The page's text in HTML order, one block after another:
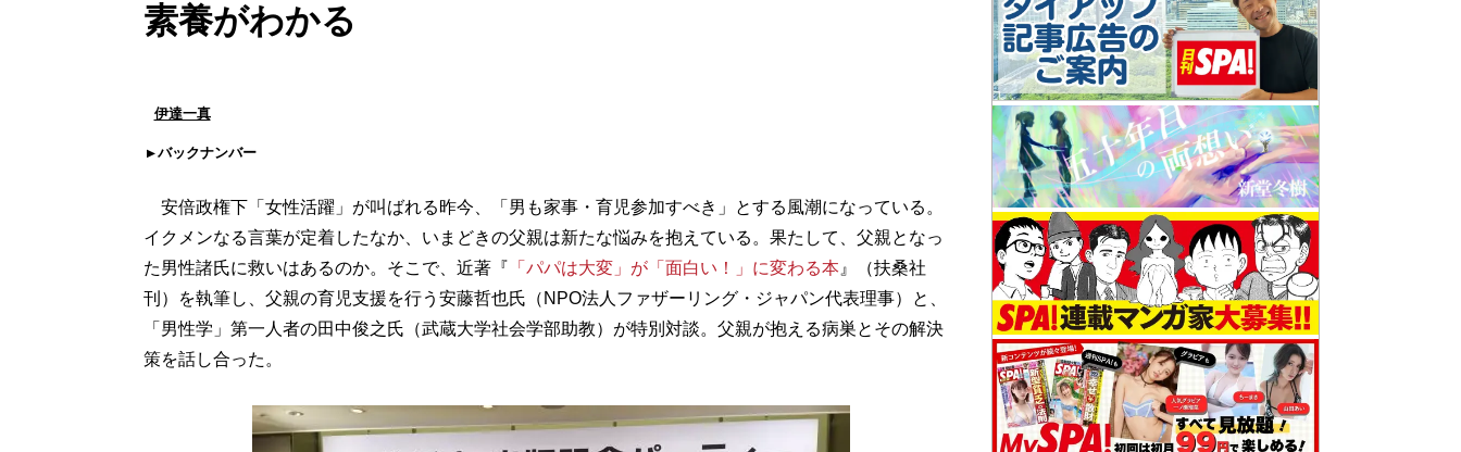
素養がわかる
伊達一真
バックナンバー
安倍政権下「女性活躍」が叫ばれる昨今、「男も家事・育児参加すべき」とする風潮になっている。
イクメンなる言葉が定着したなか、いまどきの父親は新たな悩みを抱えている。果たして、父親となっ
た男性諸氏に救いはあるのか。そこで、近著『 「パパは大変」が「面白い！」に変わる本 』（扶桑社
刊）を執筆し、父親の育児支援を行う安藤哲也氏（NPO法人ファザーリング・ジャパン代表理事）と、
「男性学」第一人者の田中俊之氏（武蔵大学社会学部助教）が特別対談。父親が抱える病巣とその解決
策を話し合った。